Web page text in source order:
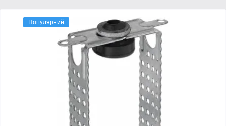
Популярний